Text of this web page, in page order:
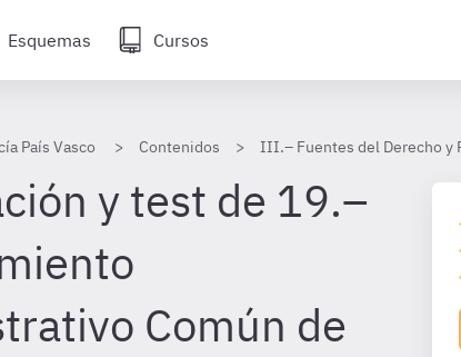
Esquemas Cursos
País Vasco Contenidos III.– Fuentes del Derecho y
y test de 19.–
Común de